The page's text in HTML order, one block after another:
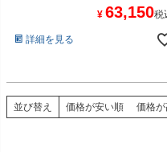
¥ 63,150税
詳細を見る
並び替え 価格が安い順 価格